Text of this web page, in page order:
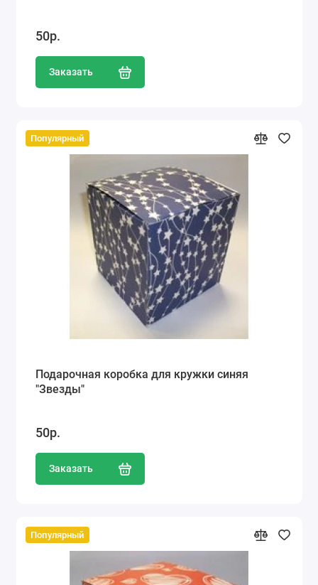
50р.
Заказать
Популярный
Подарочная коробка для кружки синяя
"Звезды"
50р.
Заказать
Популярный